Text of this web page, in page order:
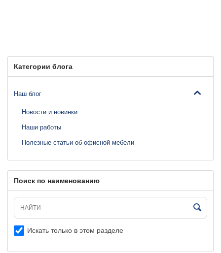
Категории блога
Наш блог
Новости и новинки
Наши работы
Полезные статьи об офисной мебели
Поиск по наименованию
Искать только в этом разделе